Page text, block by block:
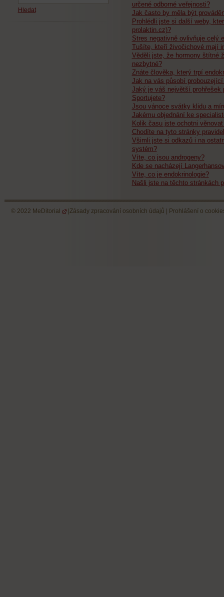
Hledat
určené odborné veřejnosti?
Jak často by měla být
Prohlédli jste si další weby,
prolaktin.cz)?
Stres negativně ovlivňuje celý
Tušíte, kteří živočichové mají
Věděli jste, že hormony štítné
nezbytné?
Znáte člověka, který trpí
Jak na vás působí probouzející
Jaký je váš největší prohřešek
Sportujete?
Jsou vánoce svátky klidu a
Jakému objednání ke
Kolik času jste ochotni
Chodíte na tyto stránky
Všimli jste si odkazů i na
systém?
Víte, co jsou androgeny?
Kde se nacházejí
Víte, co je endokrinologie?
Našli jste na těchto stránkách
© 2022 MeDitorial | Zásady zpracování osobních údajů Prohlášení o